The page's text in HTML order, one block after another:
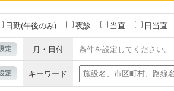
日勤(午後のみ) 夜診 当直 日当直
月・日付 条件を設定してください。
キーワード